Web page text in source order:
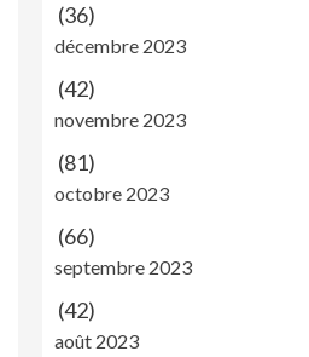
(36)
décembre 2023
(42)
novembre 2023
(81)
octobre 2023
(66)
septembre 2023
(42)
août 2023